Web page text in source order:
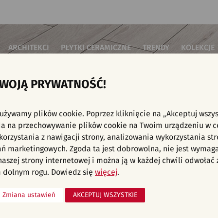
ARCHITEKCI PŁYTKI CERAMICZNE TRENDY KOLEKCJE
do sypialni
kuchenne
łazienkowe
na schody
na taras
komercyjne
Płytki ścienne
Płytki cegiełki
Płytki drewnopodobne
Płytki heksagonalne
Płytki jodełka
Płytki kamienne
Płytki kolorowe
Płytki
Płytki we
KAFELKI - NOWOŚCI, INWESTYCJE,
aranżacji spełniających wybrane filtry. Przejdź do pełnejoferty
PRYWATNOŚĆ!
plików cookie. Poprzez kliknięcie na „Akceptuj
na przechowywanie plików cookie na Twoim urządzeniu w
z nawigacji strony, analizowania wykorzystania
marketingowych. Zgoda ta jest dobrowolna, nie jest
strony internetowej i można ją w każdej chwili odwołać
dolnym rogu. Dowiedz się więcej.
Zmiana ustawień AKCEPTUJ WSZYSTKIE